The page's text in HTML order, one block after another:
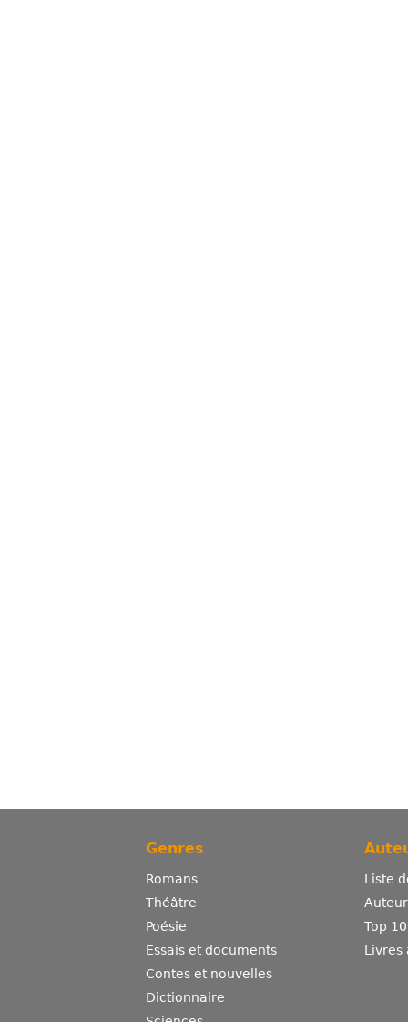
Genres
Romans
Théâtre
Poésie
Essais et documents
Contes et nouvelles
Dictionnaire
Liste
Top
Livres